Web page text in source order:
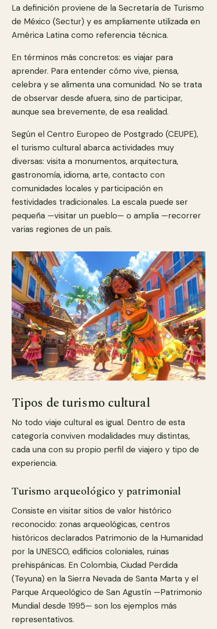
La definición proviene de la Secretaría de Turismo
de México (Sectur) y es ampliamente utilizada en
América Latina como referencia técnica.
En términos más concretos: es viajar para
aprender. Para entender cómo vive, piensa,
celebra y se alimenta una comunidad. No se trata
de observar desde afuera, sino de participar,
aunque sea brevemente, de esa realidad.
Según el Centro Europeo de Postgrado (CEUPE),
el turismo cultural abarca actividades muy
diversas: visita a monumentos, arquitectura,
gastronomía, idioma, arte, contacto con
comunidades locales y participación en
festividades tradicionales. La escala puede ser
pequeña —visitar un pueblo— o amplia —recorrer
varias regiones de un país.
Tipos de turismo cultural
No todo viaje cultural es igual. Dentro de esta
categoría conviven modalidades muy distintas,
cada una con su propio perfil de viajero y tipo de
experiencia.
Turismo arqueológico y patrimonial
Consiste en visitar sitios de valor histórico
reconocido: zonas arqueológicas, centros
históricos declarados Patrimonio de la Humanidad
por la UNESCO, edificios coloniales, ruinas
prehispánicas. En Colombia, Ciudad Perdida
(Teyuna) en la Sierra Nevada de Santa Marta y el
Parque Arqueológico de San Agustín —Patrimonio
Mundial desde 1995— son los ejemplos más
representativos.